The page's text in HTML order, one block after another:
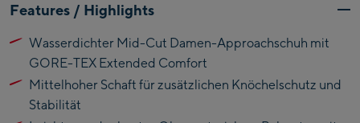
Flagshipstore Kaprun
Maiskogelbahn
Talstation / Valley
station
Kitzsteinhorn
Alpincenter
Klicke hierfür einfach auf folgenden Link.
Click & Reserve zulassen
Features / Highlights
Wasserdichter Mid-Cut Damen-Approachschuh mit
GORE-TEX Extended Comfort
Mittelhoher Schaft für zusätzlichen Knöchelschutz und
Stabilität